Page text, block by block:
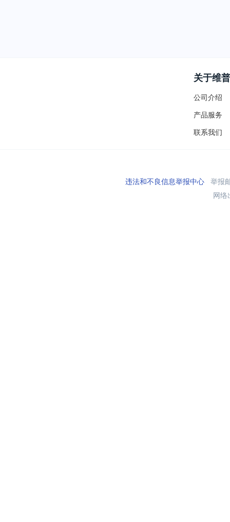
关于维普
公司介绍
产品服务
联系我们
违法和不良信息举报中心举报
网